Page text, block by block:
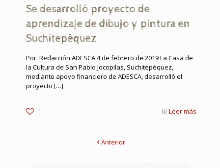
Se desarrolló proyecto de
aprendizaje de dibujo y pintura en
Suchitepéquez
Por: Redacción ADESCA 4 de febrero de 2019 La Casa de
la Cultura de San Pablo Jocopilas, Suchitepéquez,
mediante apoyo financiero de ADESCA, desarrolló el
proyecto […]
1 Leer más
Anterior